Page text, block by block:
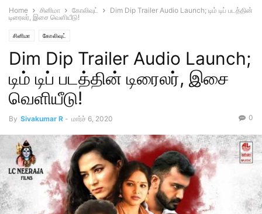
Home சினிமா கோலிவுட்
Dim Dip Trailer Audio Launch; டிம் டிப் படத்தின்
டிரைலர், இசை வெளியீடு!
சினிமா கோலிவுட்
Dim Dip Trailer Audio Launch;
டிம் டிப் படத்தின் டிரைலர், இசை
வெளியீடு!
By Sivakumar R - மார்ச் 6, 2020 0